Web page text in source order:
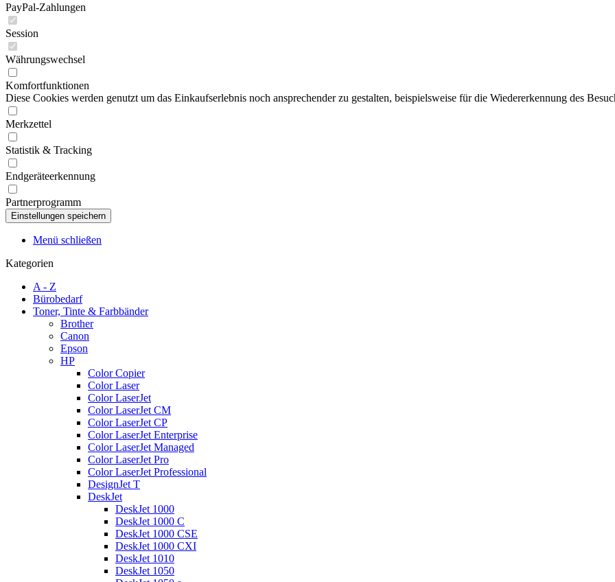
PayPal-Zahlungen
Session
Währungswechsel
Komfortfunktionen
Diese Cookies werden genutzt um das Einkaufserlebnis noch ansprechender zu gestalten, beispielsweise für die Wiedererkennung des
Merkzettel
Statistik & Tracking
Endgeräteerkennung
Partnerprogramm
Menü schließen
Kategorien
A - Z
Bürobedarf
Toner, Tinte & Farbbänder
Brother
Canon
Epson
HP
Color Copier
Color Laser
Color LaserJet
Color LaserJet CM
Color LaserJet CP
Color LaserJet Enterprise
Color LaserJet Managed
Color LaserJet Pro
Color LaserJet Professional
DesignJet T
DeskJet
DeskJet 1000
DeskJet 1000 C
DeskJet 1000 CSE
DeskJet 1000 CXI
DeskJet 1010
DeskJet 1050